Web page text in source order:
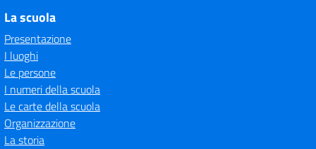
La scuola
Presentazione
I luoghi
Le persone
I numeri della scuola
Le carte della scuola
Organizzazione
La storia